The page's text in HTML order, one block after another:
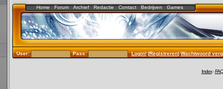
Home Forum Archief Redactie Contact Bedrijven Games
User: Pass: Login!(Registreren)Wachtwoord
Index-FAQ